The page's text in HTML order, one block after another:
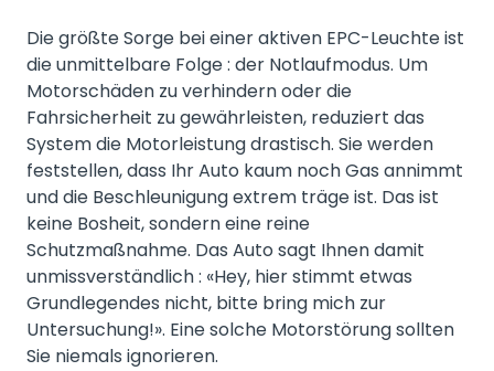
Die größte Sorge bei einer aktiven EPC-Leuchte ist
die unmittelbare Folge : der Notlaufmodus. Um
Motorschäden zu verhindern oder die
Fahrsicherheit zu gewährleisten, reduziert das
System die Motorleistung drastisch. Sie werden
feststellen, dass Ihr Auto kaum noch Gas annimmt
und die Beschleunigung extrem träge ist. Das ist
keine Bosheit, sondern eine reine
Schutzmaßnahme. Das Auto sagt Ihnen damit
unmissverständlich : «Hey, hier stimmt etwas
Grundlegendes nicht, bitte bring mich zur
Untersuchung!». Eine solche Motorstörung sollten
Sie niemals ignorieren.